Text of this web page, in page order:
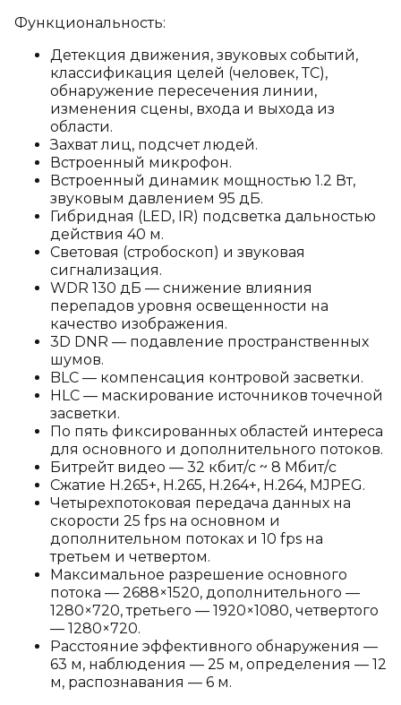
Функциональность:
Детекция движения, звуковых событий,
классификация целей (человек, ТС),
обнаружение пересечения линии,
изменения сцены, входа и выхода из
области.
Захват лиц, подсчет людей.
Встроенный микрофон.
Встроенный динамик мощностью 1.2 Вт,
звуковым давлением 95 дБ.
Гибридная (LED, IR) подсветка дальностью
действия 40 м.
Световая (стробоскоп) и звуковая
сигнализация.
WDR 130 дБ — снижение влияния
перепадов уровня освещенности на
качество изображения.
3D DNR — подавление пространственных
шумов.
BLC — компенсация контровой засветки.
HLC — маскирование источников точечной
засветки.
По пять фиксированных областей интереса
для основного и дополнительного потоков.
Битрейт видео — 32 кбит/с ~ 8 Мбит/с
Сжатие H.265+, H.265, H.264+, H.264, MJPEG.
Четырехпотоковая передача данных на
скорости 25 fps на основном и
дополнительном потоках и 10 fps на
третьем и четвертом.
Максимальное разрешение основного
потока — 2688×1520, дополнительного —
1280×720, третьего — 1920×1080, четвертого
— 1280×720.
Расстояние эффективного обнаружения —
63 м, наблюдения — 25 м, определения — 12
м, распознавания — 6 м.